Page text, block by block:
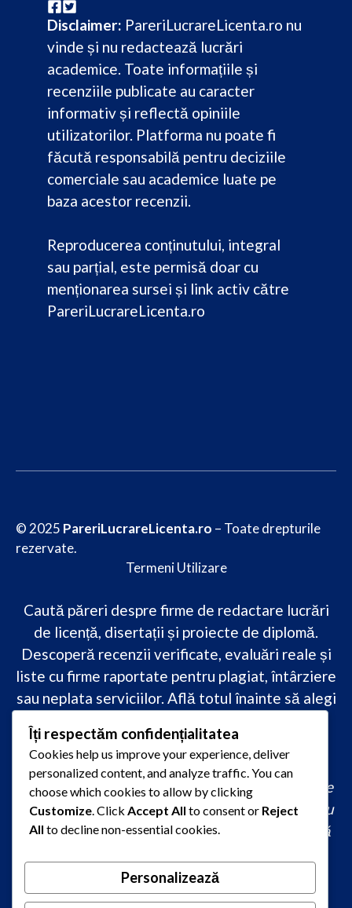
Disclaimer: PareriLucrareLicenta.ro nu
vinde și nu redactează lucrări
academice. Toate informațiile și
recenziile publicate au caracter
informativ și reflectă opiniile
utilizatorilor. Platforma nu poate fi
făcută responsabilă pentru deciziile
comerciale sau academice luate pe
baza acestor recenzii.
Reproducerea conținutului, integral
sau parțial, este permisă doar cu
menționarea sursei și link activ către
PareriLucrareLicenta.ro
© 2025 PareriLucrareLicenta.ro – Toate drepturile
rezervate.
Termeni Utilizare
Caută păreri despre firme de redactare lucrări
de licență, disertații și proiecte de diplomă.
Descoperă recenzii verificate, evaluări reale și
liste cu firme raportate pentru plagiat, întârziere
sau neplata serviciilor. Află totul înainte să alegi
academicădoar pe PareriLucrareLicenta.ro.
comandă lucrare de licență originală, redactare
lucrare licență urgent, ajutor profesional pentru
licență, servicii redactare disertație ieftin, firmă
academică la comandă, redactare licență fără
plagiat rapid, preț redactare lucrare de licență,
Îți respectăm confidențialitatea
Cookies help us improve your experience, deliver
personalized content, and analyze traffic. You can
choose which cookies to allow by clicking
Customize . Click Accept All to consent or Reject
All to decline non-essential cookies.
Personalizează